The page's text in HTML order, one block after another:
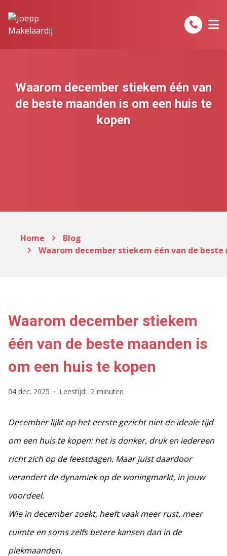
Waarom december stiekem één van
de beste maanden is om een huis te
kopen
Home
Blog
Waarom december stiekem één van de
Waarom december stiekem
één van de beste maanden is
om een huis te kopen
04 dec. 2025 · Leestijd: 2 minuten
December lijkt op het eerste gezicht niet de ideale tijd
om een huis te kopen: het is donker, druk en iedereen
richt zich op de feestdagen. Maar juist daardoor
verandert de dynamiek op de woningmarkt, in jouw
voordeel.
Wie in december zoekt, heeft vaak meer rust, meer
ruimte en soms zelfs betere kansen dan in de
piekmaanden.